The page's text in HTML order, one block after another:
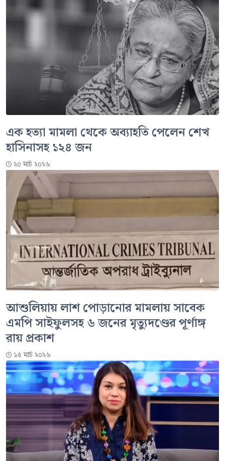
এক হত্যা মামলা থেকে অব্যাহতি পেলেন শেখ
হাসিনাসহ ১২৪ জন
২০ মার্চ ২০২৬
আশুলিয়ায় লাশ পোড়ানোর মামলায় সাবেক
এমপি সাইফুলসহ ৬ জনের মৃত্যুদণ্ডের পূর্ণাঙ্গ
রায় প্রকাশ
১৫ মার্চ ২০২৬